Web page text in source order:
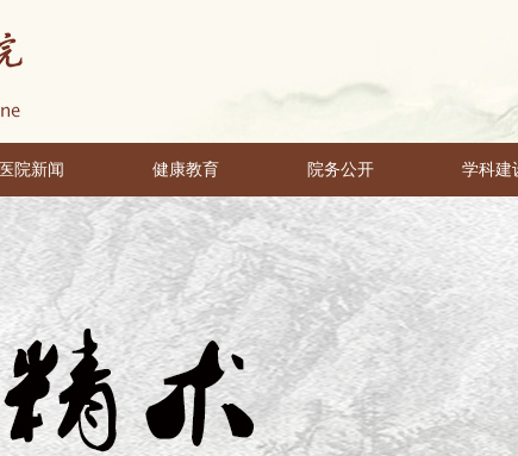
医院新闻 健康教育 院务公开 学科建